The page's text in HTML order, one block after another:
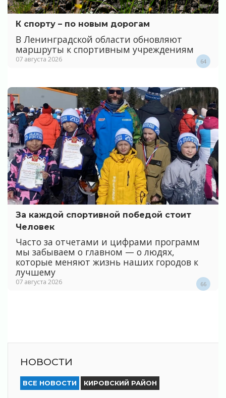
К спорту – по новым дорогам
В Ленинградской области обновляют
маршруты к спортивным учреждениям
07 августа 2026 64
За каждой спортивной победой стоит
Человек
Часто за отчетами и цифрами программ
мы забываем о главном — о людях,
которые меняют жизнь наших городов к
лучшему
07 августа 2026 66
НОВОСТИ
ВСЕ НОВОСТИ КИРОВСКИЙ РАЙОН